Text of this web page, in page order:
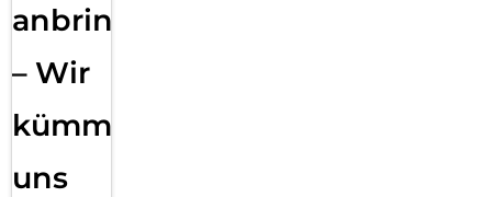
anbringen
– Wir
kümmern
uns